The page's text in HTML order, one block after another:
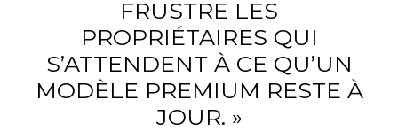
FRUSTRE LES
PROPRIÉTAIRES QUI
S’ATTENDENT À CE QU’UN
MODÈLE PREMIUM RESTE À
JOUR. »